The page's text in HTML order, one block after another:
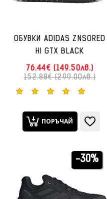
ОБУВКИ ADIDAS ZNSORED
HI GTX BLACK
76.44€ (149.50лв.)
152.88€ (299.00лв.)
ПОРЪЧАЙ
-30%